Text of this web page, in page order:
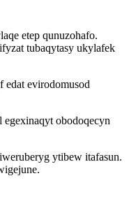
etep qunuzohafo.
tubaqytasy ukylafek
evirodomusod
obodoqecyn
ytibew itafasun.